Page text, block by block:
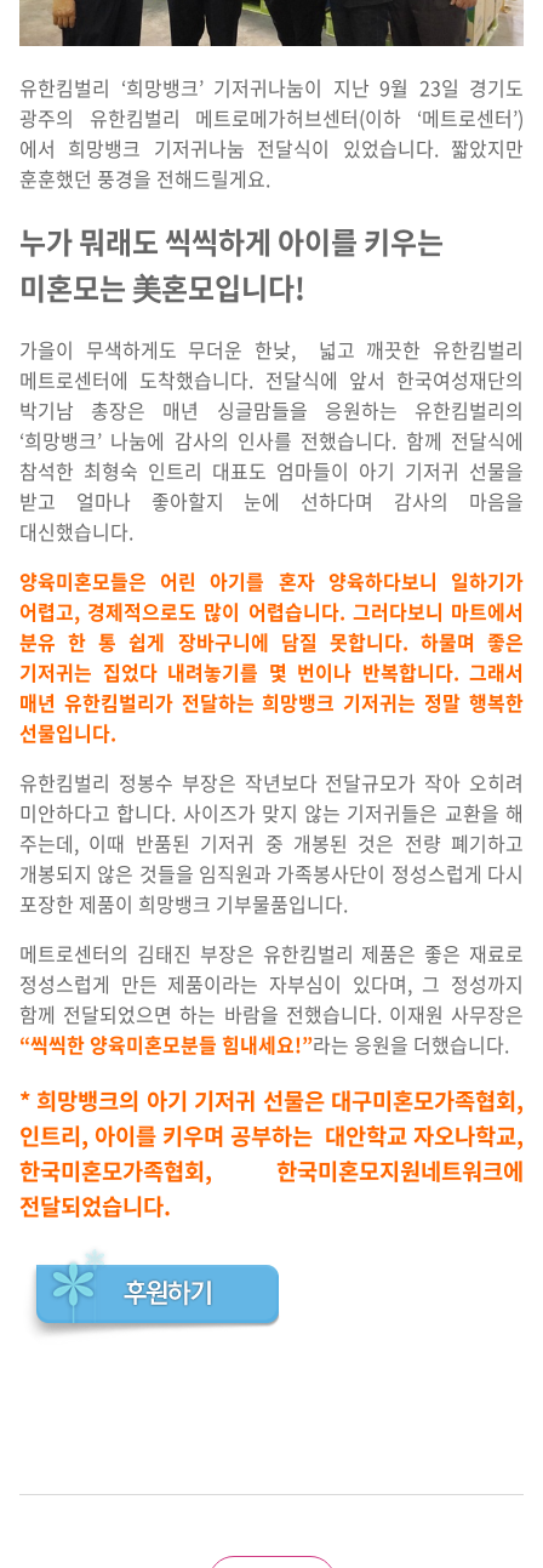
유한킴벌리 ‘희망뱅크’ 기저귀나눔이 지난 9월 23일 경기도
광주의 유한킴벌리 메트로메가허브센터(이하 ‘메트로센터’)
에서 희망뱅크 기저귀나눔 전달식이 있었습니다. 짧았지만
훈훈했던 풍경을 전해드릴게요.
누가 뭐래도 씩씩하게 아이를 키우는
미혼모는 美혼모입니다!
가을이 무색하게도 무더운 한낮, 넓고 깨끗한 유한킴벌리
메트로센터에 도착했습니다. 전달식에 앞서 한국여성재단의
박기남 총장은 매년 싱글맘들을 응원하는 유한킴벌리의
‘희망뱅크’ 나눔에 감사의 인사를 전했습니다. 함께 전달식에
참석한 최형숙 인트리 대표도 엄마들이 아기 기저귀 선물을
받고 얼마나 좋아할지 눈에 선하다며 감사의 마음을
대신했습니다.
양육미혼모들은 어린 아기를 혼자 양육하다보니 일하기가
어렵고, 경제적으로도 많이 어렵습니다. 그러다보니 마트에서
분유 한 통 쉽게 장바구니에 담질 못합니다. 하물며 좋은
기저귀는 집었다 내려놓기를 몇 번이나 반복합니다. 그래서
매년 유한킴벌리가 전달하는 희망뱅크 기저귀는 정말 행복한
선물입니다.
유한킴벌리 정봉수 부장은 작년보다 전달규모가 작아 오히려
미안하다고 합니다. 사이즈가 맞지 않는 기저귀들은 교환을 해
주는데, 이때 반품된 기저귀 중 개봉된 것은 전량 폐기하고
개봉되지 않은 것들을 임직원과 가족봉사단이 정성스럽게 다시
포장한 제품이 희망뱅크 기부물품입니다.
메트로센터의 김태진 부장은 유한킴벌리 제품은 좋은 재료로
정성스럽게 만든 제품이라는 자부심이 있다며, 그 정성까지
함께 전달되었으면 하는 바람을 전했습니다. 이재원 사무장은
“씩씩한 양육미혼모분들 힘내세요!”라는 응원을 더했습니다.
* 희망뱅크의 아기 기저귀 선물은 대구미혼모가족협회,
인트리, 아이를 키우며 공부하는 대안학교 자오나학교,
한국미혼모가족협회, 한국미혼모지원네트워크에
전달되었습니다.